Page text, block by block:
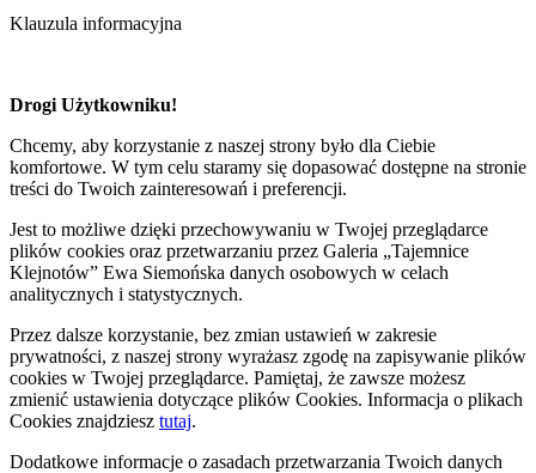
Klauzula informacyjna
Drogi Użytkowniku!
Chcemy, aby korzystanie z naszej strony było dla Ciebie
komfortowe. W tym celu staramy się dopasować dostępne na stronie
treści do Twoich zainteresowań i preferencji.
Jest to możliwe dzięki przechowywaniu w Twojej przeglądarce
plików cookies oraz przetwarzaniu przez Galeria „Tajemnice
Klejnotów” Ewa Siemońska danych osobowych w celach
analitycznych i statystycznych.
Przez dalsze korzystanie, bez zmian ustawień w zakresie
prywatności, z naszej strony wyrażasz zgodę na zapisywanie plików
cookies w Twojej przeglądarce. Pamiętaj, że zawsze możesz
zmienić ustawienia dotyczące plików Cookies. Informacja o plikach
Cookies znajdziesz tutaj.
Dodatkowe informacje o zasadach przetwarzania Twoich danych